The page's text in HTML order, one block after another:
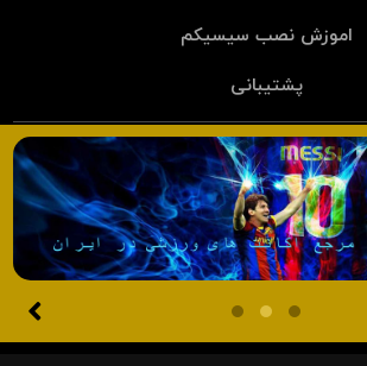
اموزش نصب سیسیکم
پشتیبانی